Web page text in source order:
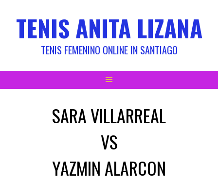
TENIS ANITA LIZANA
TENIS FEMENINO ONLINE IN SANTIAGO
SARA VILLARREAL
VS
YAZMIN ALARCON